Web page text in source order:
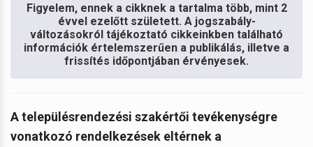
Figyelem, ennek a cikknek a tartalma több, mint 2
évvel ezelőtt született. A jogszabály-
változásokról tájékoztató cikkeinkben található
információk értelemszerűen a publikálás, illetve a
frissítés időpontjában érvényesek.
Atelepülésrendezési szakértői tevékenységre
vonatkozó rendelkezések eltérnek a